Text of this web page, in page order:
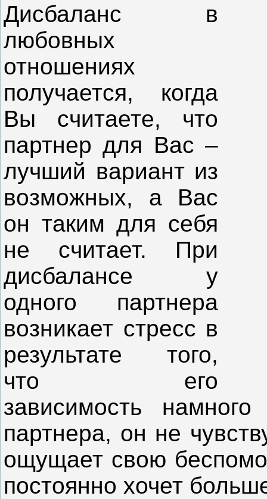
Дисбаланс в
любовных
отношениях
получается, когда
Вы считаете, что
партнер для Вас –
лучший вариант из
возможных, а Вас
он таким для себя
не считает. При
дисбалансе у
одного партнера
возникает стресс в
результате того,
что его
зависимость
партнера, он не
ощущает свою
постоянно хочет